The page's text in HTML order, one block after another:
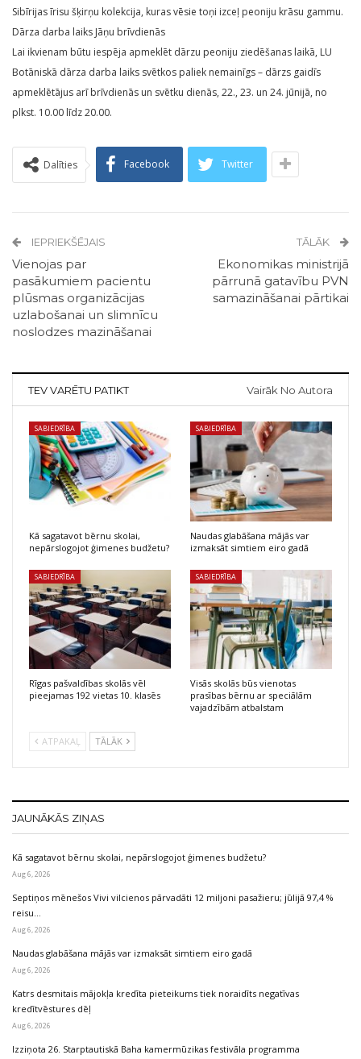
Sibīrijas īrisu šķirņu kolekcija, kuras vēsie toņi izceļ peoniju krāsu gammu.
Dārza darba laiks Jāņu brīvdienās
Lai ikvienam būtu iespēja apmeklēt dārzu peoniju ziedēšanas laikā, LU
Botāniskā dārza darba laiks svētkos paliek nemainīgs – dārzs gaidīs
apmeklētājus arī brīvdienās un svētku dienās, 22., 23. un 24. jūnijā, no
plkst. 10.00 līdz 20.00.
Dalīties Facebook Twitter
IEPRIEKŠĒJAIS
Vienojas par
pasākumiem pacientu
plūsmas organizācijas
uzlabošanai un slimnīcu
noslodzes mazināšanai
TĀLĀK
Ekonomikas ministrijā
pārrunā gatavību PVN
samazināšanai pārtikai
TEV VARĒTU PATIKT Vairāk No Autora
SABIEDRĪBA
Kā sagatavot bērnu skolai,
nepārslogojot ģimenes budžetu?
SABIEDRĪBA
Naudas glabāšana mājās var
izmaksāt simtiem eiro gadā
SABIEDRĪBA
Rīgas pašvaldības skolās vēl
pieejamas 192 vietas 10. klasēs
SABIEDRĪBA
Visās skolās būs vienotas
prasības bērnu ar speciālām
vajadzībām atbalstam
ATPAKAĻ TĀLĀK
JAUNĀKĀS ZIŅAS
Kā sagatavot bērnu skolai, nepārslogojot ģimenes budžetu?
Aug 6, 2026
Septiņos mēnešos Vivi vilcienos pārvadāti 12 miljoni pasažieru; jūlijā 97,4 %
reisu…
Aug 6, 2026
Naudas glabāšana mājās var izmaksāt simtiem eiro gadā
Aug 6, 2026
Katrs desmitais mājokļa kredīta pieteikums tiek noraidīts negatīvas
kredītvēstures dēļ
Aug 6, 2026
Izziņota 26. Starptautiskā Baha kamermūzikas festivāla programma